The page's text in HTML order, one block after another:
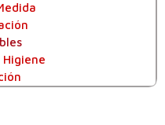
Higiene